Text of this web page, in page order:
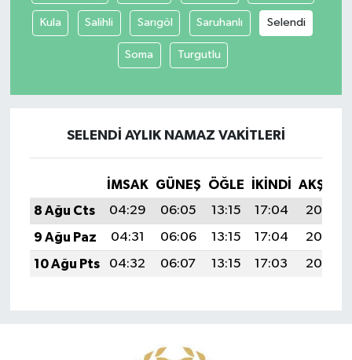
Kula Salihli Sarıgöl Saruhanlı Selendi
Soma Turgutlu
SELENDI AYLIK NAMAZ VAKITLERI
İMSAK GÜNEŞ ÖĞLE İKINDI
AKŞAM
8 Ağu Cts
04:29 06:05 13:15 17:04
20:16
9 Ağu Paz
04:31 06:06 13:15 17:04
20:15
10 Ağu Pts
04:32 06:07 13:15 17:03 20:13